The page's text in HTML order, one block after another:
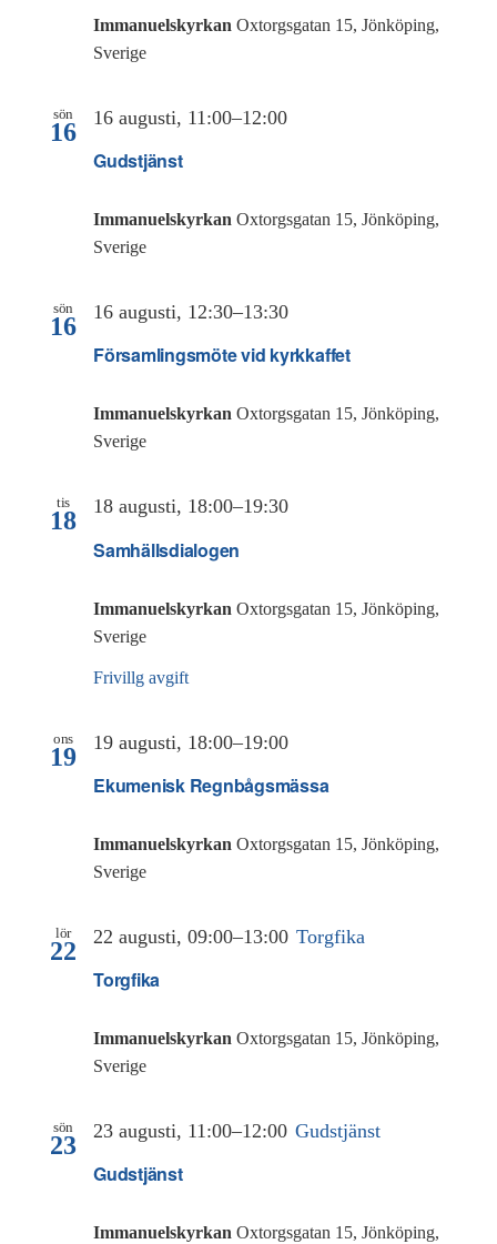
Immanuelskyrkan Oxtorgsgatan 15, Jönköping,
Sverige
sön
16
Gudstjänst
16 augusti, 11:00–12:00
Immanuelskyrkan Oxtorgsgatan 15, Jönköping,
Sverige
sön
16
Församlingsmöte vid kyrkkaffet
16 augusti, 12:30–13:30
Immanuelskyrkan Oxtorgsgatan 15, Jönköping,
Sverige
tis
18
Samhällsdialogen
18 augusti, 18:00–19:30
Immanuelskyrkan Oxtorgsgatan 15, Jönköping,
Sverige
Frivillg avgift
ons
19
Ekumenisk Regnbågsmässa
19 augusti, 18:00–19:00
Immanuelskyrkan Oxtorgsgatan 15, Jönköping,
Sverige
lör
22
Torgfika
22 augusti, 09:00–13:00 Torgfika
Immanuelskyrkan Oxtorgsgatan 15, Jönköping,
Sverige
sön
23
Gudstjänst
23 augusti, 11:00–12:00 Gudstjänst
Immanuelskyrkan Oxtorgsgatan 15, Jönköping,